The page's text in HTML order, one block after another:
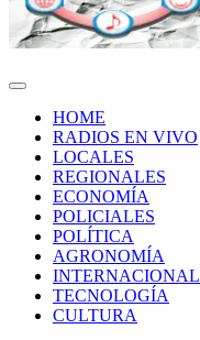
HOME
RADIOS EN VIVO
LOCALES
REGIONALES
ECONOMÍA
POLICIALES
POLÍTICA
AGRONOMÍA
INTERNACIONAL
TECNOLOGÍA
CULTURA